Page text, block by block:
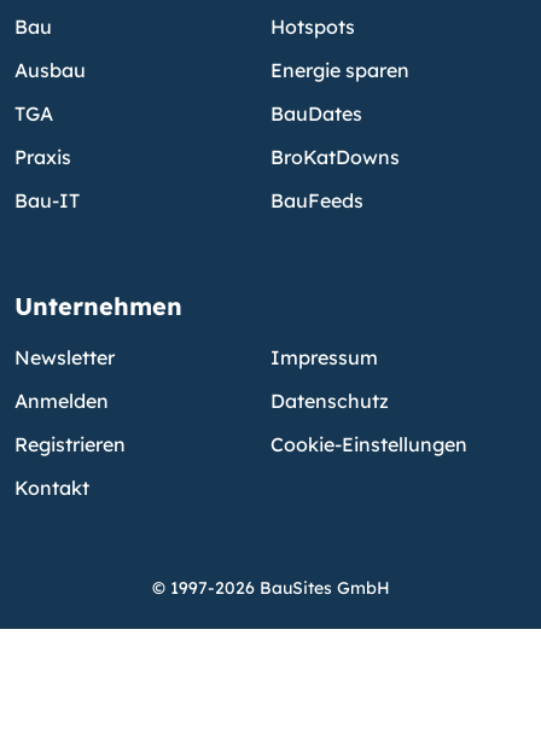
Bau
Ausbau
TGA
Praxis
Bau-IT
Hotspots
Energie sparen
BauDates
BroKatDowns
BauFeeds
Unternehmen
Newsletter
Anmelden
Registrieren
Kontakt
Impressum
Datenschutz
Cookie-Einstellungen
© 1997-2026 BauSites GmbH